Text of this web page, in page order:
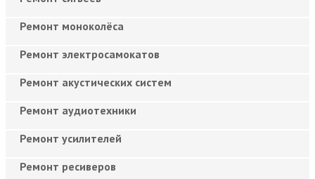
Ремонт моноколёса
Ремонт электросамокатов
Ремонт акустических систем
Ремонт аудиотехники
Ремонт усилителей
Ремонт ресиверов